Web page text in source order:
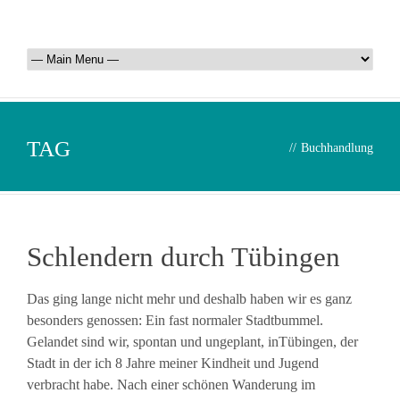
TAG // Buchhandlung
Schlendern durch Tübingen
Das ging lange nicht mehr und deshalb haben wir es ganz
besonders genossen: Ein fast normaler Stadtbummel.
Gelandet sind wir, spontan und ungeplant, inTübingen, der
Stadt in der ich 8 Jahre meiner Kindheit und Jugend
verbracht habe. Nach einer schönen Wanderung im